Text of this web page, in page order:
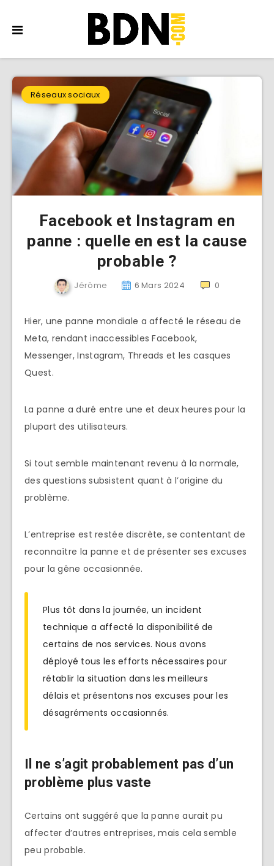
Réseaux sociaux
Facebook et Instagram en
panne : quelle en est la cause
probable ?
Jérôme 6 Mars 2024 0
Hier, une panne mondiale a affecté le réseau de
Meta, rendant inaccessibles Facebook,
Messenger, Instagram, Threads et les casques
Quest.
La panne a duré entre une et deux heures pour la
plupart des utilisateurs.
Si tout semble maintenant revenu à la normale,
des questions subsistent quant à l’origine du
problème.
L’entreprise est restée discrète, se contentant de
reconnaître la panne et de présenter ses excuses
pour la gêne occasionnée.
Plus tôt dans la journée, un incident
technique a affecté la disponibilité de
certains de nos services. Nous avons
déployé tous les efforts nécessaires pour
rétablir la situation dans les meilleurs
délais et présentons nos excuses pour les
désagréments occasionnés.
Il ne s’agit probablement pas d’un
problème plus vaste
Certains ont suggéré que la panne aurait pu
affecter d’autres entreprises, mais cela semble
peu probable.